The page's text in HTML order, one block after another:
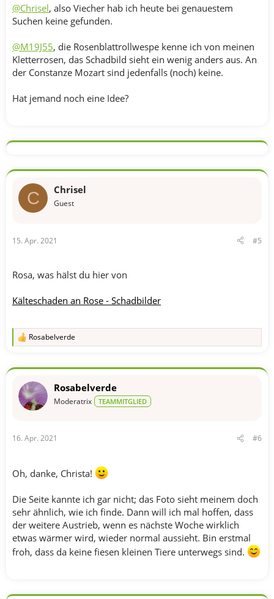
@Chrisel, also Viecher hab ich heute bei genauestem
Suchen keine gefunden.
@M19J55, die Rosenblattrollwespe kenne ich von meinen
Kletterrosen, das Schadbild sieht ein wenig anders aus. An
der Constanze Mozart sind jedenfalls (noch) keine.
Hat jemand noch eine Idee?
C Chrisel
Guest
15. Apr. 2021 #5
Rosa, was hälst du hier von
Kälteschaden an Rose - Schadbilder
R
k
o
:
Rosabelverde
Rosabelverde
Moderatrix TEAMMITGLIED
16. Apr. 2021 #6
Oh, danke, Christa!
Die Seite kannte ich gar nicht; das Foto sieht meinem doch
sehr ähnlich, wie ich finde. Dann will ich mal hoffen, dass
der weitere Austrieb, wenn es nächste Woche wirklich
etwas wärmer wird, wieder normal aussieht. Bin erstmal
froh, dass da keine fiesen kleinen Tiere unterwegs sind.